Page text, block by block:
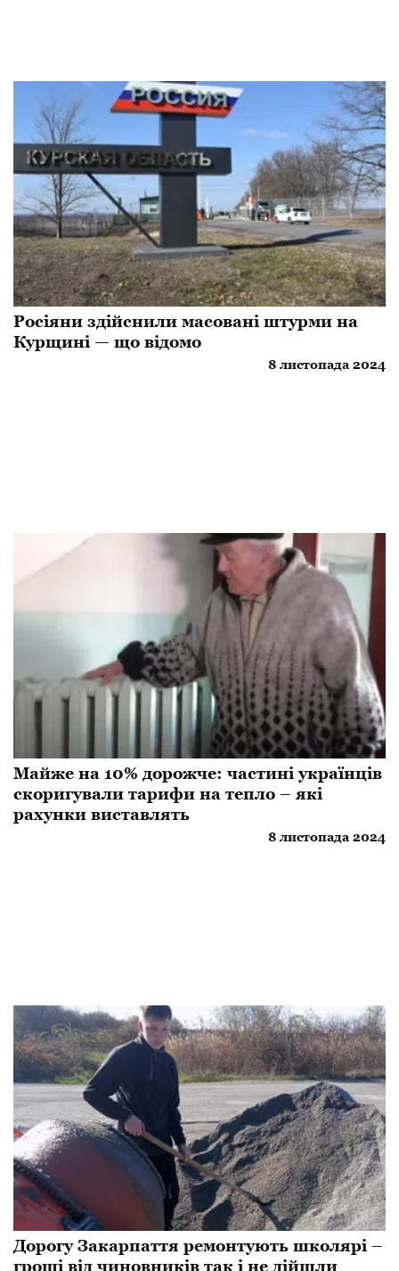
Росіяни здійснили масовані штурми на
Курщині — що відомо
8 листопада 2024
Майже на 10% дорожче: частині українців
скоригували тарифи на тепло – які
рахунки виставлять
8 листопада 2024
Дорогу Закарпаття ремонтують школярі –
гроші від чиновників так і не дійшли